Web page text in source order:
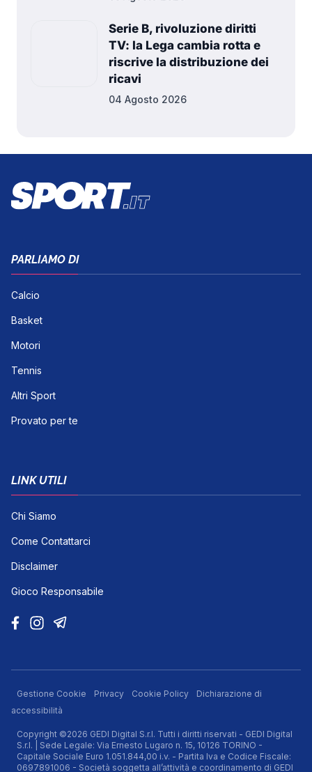
Serie B, rivoluzione diritti
TV: la Lega cambia rotta e
riscrive la distribuzione dei
ricavi
04 Agosto 2026
PARLIAMO DI
Calcio
Basket
Motori
Tennis
Altri Sport
Provato per te
LINK UTILI
Chi Siamo
Come Contattarci
Disclaimer
Gioco Responsabile
Gestione Cookie Privacy Cookie Policy
Dichiarazione di
accessibilità
Copyright ©2026 GEDI Digital S.r.l. Tutti i diritti riservati - GEDI Digital
S.r.l. | Sede Legale: Via Ernesto Lugaro n. 15, 10126 TORINO -
Capitale Sociale Euro 1.051.844,00 i.v. - Partita Iva e Codice Fiscale:
0697891006 - Società soggetta all’attività e coordinamento di GEDI